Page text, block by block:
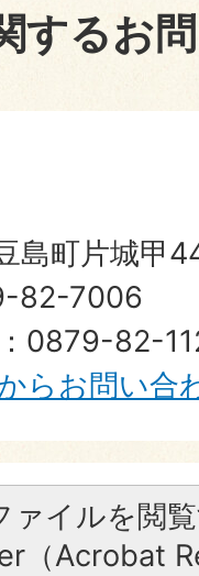
するお
島町片城甲
82-7006
0879-82-
らお問い合
ァイルを閲
（Acrobat